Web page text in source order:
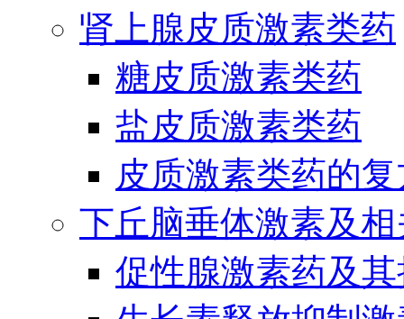
肾上腺皮质激素类药
糖皮质激素类药
盐皮质激素类药
皮质激素类药的
下丘脑垂体激素及
促性腺激素药及